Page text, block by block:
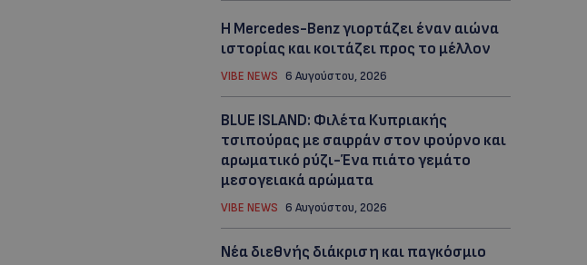
Η Mercedes-Benz γιορτάζει έναν αιώνα
ιστορίας και κοιτάζει προς το μέλλον
VIBE NEWS 6 Αυγούστου, 2026
BLUE ISLAND: Φιλέτα Κυπριακής
τσιπούρας με σαφράν στον φούρνο και
αρωματικό ρύζι-Ένα πιάτο γεμάτο
μεσογειακά αρώματα
VIBE NEWS 6 Αυγούστου, 2026
Νέα διεθνής διάκριση και παγκόσμιο